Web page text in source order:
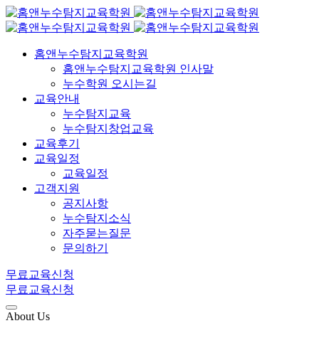
홈앤누수탐지교육학원
홈앤누수탐지교육학원 인사말
누수학원 오시는길
교육안내
누수탐지교육
누수탐지창업교육
교육후기
교육일정
교육일정
고객지원
공지사항
누수탐지소식
자주묻는질문
문의하기
무료교육신청
무료교육신청
About Us